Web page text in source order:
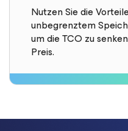
Nutzen Sie die
unbegrenztem
um die TCO zu
Preis.